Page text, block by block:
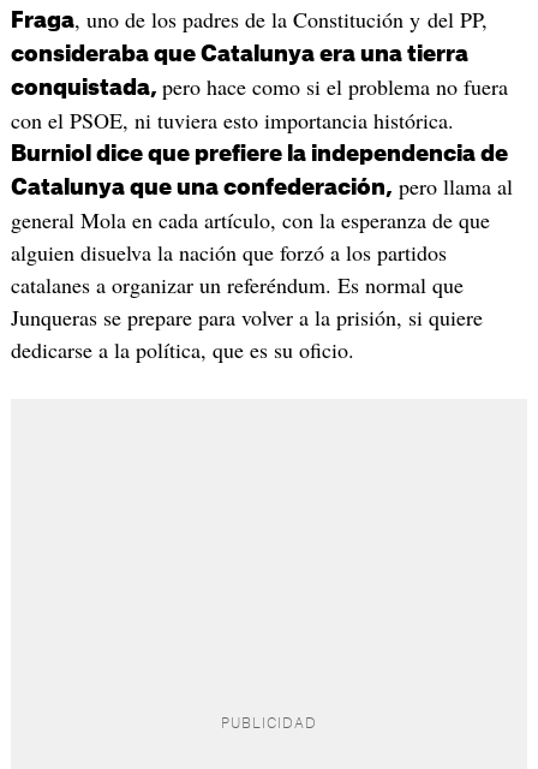
Fraga, uno de los padres de la Constitución y del PP,
consideraba que Catalunya era una tierra
conquistada, pero hace como si el problema no fuera
con el PSOE, ni tuviera esto importancia histórica.
Burniol dice que prefiere la independencia de
Catalunya que una confederación, pero llama al
general Mola en cada artículo, con la esperanza de que
alguien disuelva la nación que forzó a los partidos
catalanes a organizar un referéndum. Es normal que
Junqueras se prepare para volver a la prisión, si quiere
dedicarse a la política, que es su oficio.